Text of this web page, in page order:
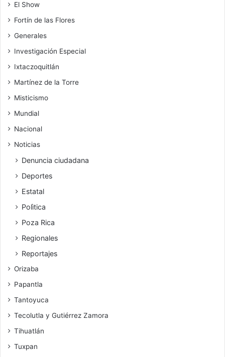
El Show
Fortín de las Flores
Generales
Investigación Especial
Ixtaczoquitlán
Martínez de la Torre
Misticismo
Mundial
Nacional
Noticias
Denuncia ciudadana
Deportes
Estatal
Polìtica
Poza Rica
Regionales
Reportajes
Orizaba
Papantla
Tantoyuca
Tecolutla y Gutiérrez Zamora
Tihuatlán
Tuxpan